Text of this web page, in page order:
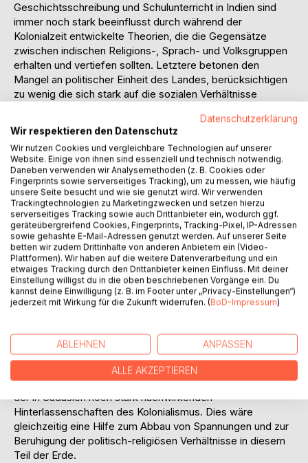
Geschichtsschreibung und Schulunterricht in Indien sind
immer noch stark beeinflusst durch während der
Kolonialzeit entwickelte Theorien, die die Gegensätze
zwischen indischen Religions-, Sprach- und Volksgruppen
erhalten und vertiefen sollten. Letztere betonen den
Mangel an politischer Einheit des Landes, berücksichtigen
zu wenig die sich stark auf die sozialen Verhältnisse
andauernden moslemischen Eroberungen und
Gewaltherrschaften sowie die Auswirkungen der
wohldurchdachten und zumindest gebietsweise noch
gelehrten "Geschichtstheorien" der westlichen
Kolonialherren.
Nach Erlangung der indischen Unabhängigkeit entwarfen
die westlich erzogenen Führungskräfte der meisten
indischen politischen Gruppierungen ihre Programme mehr
oder weniger stark nach obigen Theorien und versuchen
diese weiterhin umzusetzen mit Methoden, die immer
stärker in Gewalt oder gar Morde an politischen Gegnern
ausarten. Die Folgen sind politisch-religiöse Unruhen,
Zerstörung von Eigentum und Behinderung von Fortschritt
und Modernisierung.
Dieses Buch zeigt die Schwächen obiger Theorien auf und
schildert das Verhalten bestimmter indischer
Gruppierungen und ihre Auswirkungen, ist also gedacht als
Beitrag zum besseren Verständnis und dadurch zum Abbau
der in Südasien noch stark nachwirkenden
Hinterlassenschaften des Kolonialismus. Dies wäre
gleichzeitig eine Hilfe zum Abbau von Spannungen und zur
Beruhigung der politisch-religiösen Verhältnisse in diesem
Teil der Erde.
Datenschutzerklärung
Wir respektieren den Datenschutz
Wir nutzen Cookies und vergleichbare Technologien auf unserer
Website. Einige von ihnen sind essenziell und technisch notwendig.
Daneben verwenden wir Analysemethoden (z. B. Cookies oder
Fingerprints sowie serverseitiges Tracking), um zu messen, wie häufig
unsere Seite besucht und wie sie genutzt wird. Wir verwenden
Trackingtechnologien zu Marketingzwecken und setzen hierzu
serverseitiges Tracking sowie auch Drittanbieter ein, wodurch ggf.
geräteübergreifend Cookies, Fingerprints, Tracking-Pixel, IP-Adressen
sowie gehashte E-Mail-Adressen genutzt werden. Auf unserer Seite
betten wir zudem Drittinhalte von anderen Anbietern ein (Video-
Plattformen). Wir haben auf die weitere Datenverarbeitung und ein
etwaiges Tracking durch den Drittanbieter keinen Einfluss. Mit deiner
Einstellung willigst du in die oben beschriebenen Vorgänge ein. Du
kannst deine Einwilligung (z. B. im Footer unter „Privacy-Einstellungen“)
jederzeit mit Wirkung für die Zukunft widerrufen. (BoD-Impressum)
ABLEHNEN ANPASSEN
ALLE AKZEPTIEREN